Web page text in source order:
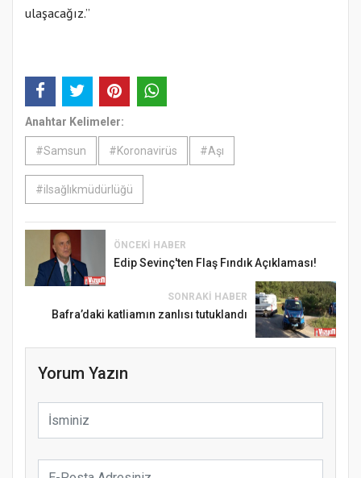
ulaşacağız.”
Anahtar Kelimeler:
#Samsun #Koronavirüs #Aşı
#ilsağlıkmüdürlüğü
ÖNCEKI HABER
Edip Sevinç'ten Flaş Fındık Açıklaması!
SONRAKI HABER
Bafra’daki katliamın zanlısı tutuklandı
Yorum Yazın